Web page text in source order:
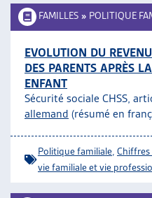
FAMILLES » POLITIQUE
EVOLUTION DU
DES PARENTS APRÈS
ENFANT
Sécurité sociale CHSS,
allemand (résumé en
Politique familiale Chiffres
vie familiale et vie